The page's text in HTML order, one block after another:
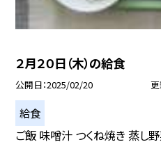
２月２０日（木）の給食
公開日 2025/02/20
給食
ご飯 味噌汁 つくね焼き 蒸し